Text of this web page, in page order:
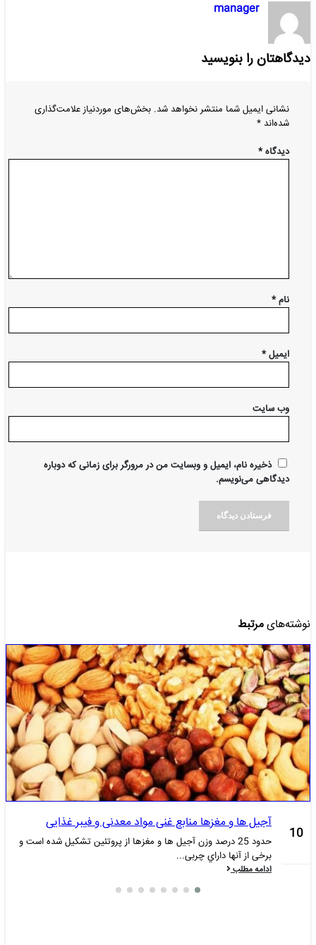
manager
دیدگاهتان را بنویسید
نشانی ایمیل شما منتشر نخواهد شد. بخش‌های موردنیاز علامت‌گذاری
شده‌اند *
دیدگاه*
نام*
ایمیل*
وب‌ سایت
ذخیره نام، ایمیل و وبسایت من در مرورگر برای زمانی که دوباره
دیدگاهی می‌نویسم.
نوشته‌هایمرتبط
10
آجیل ها و مغزها منابع غنی مواد معدنی و فیبر غذایی
حدود 25 درصد وزن آجیل ها و مغزها از پروتئین تشکیل شده است و
برخی از آنها داراي چربی...
ادامه مطلب